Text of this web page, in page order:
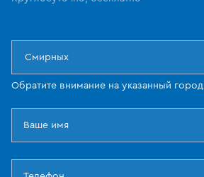
Смирных
Обратите внимание на указанный город